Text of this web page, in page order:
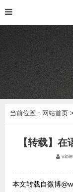
当前位置： 网站首页 >
【转载】
本文转载自微博